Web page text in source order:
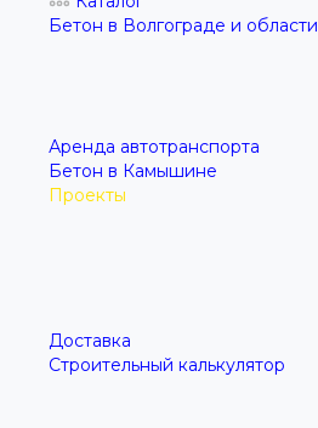
Бетон в Волгограде и области
Аренда автотранспорта
Бетон в Камышине
Проекты
Доставка
Строительный калькулятор